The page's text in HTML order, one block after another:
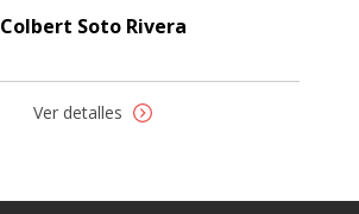
Colbert Soto Rivera
Ver detalles